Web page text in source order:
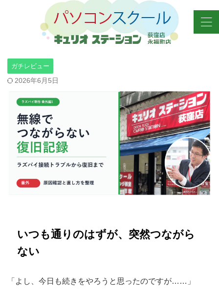
ガチレビュー
2026年6月5日
いつも通りのはずが、突然つながら
ない
「よし、今日も続きをやろうと思ったのですが……」